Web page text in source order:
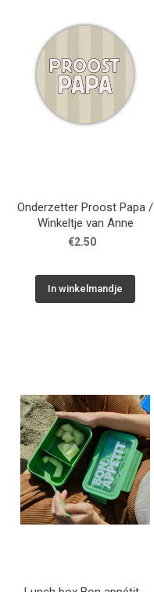
Onderzetter Proost Papa /
Winkeltje van Anne
€2.50
In winkelmandje